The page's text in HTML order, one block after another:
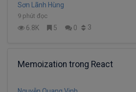
Sơn Lãnh Hùng
9 phút đọc
6.8K 5 0 3
Memoization trong React